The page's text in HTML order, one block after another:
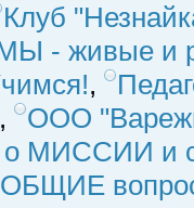
Клуб
- живые и
,
,
ООО
МИССИИ и
ОБЩИЕ